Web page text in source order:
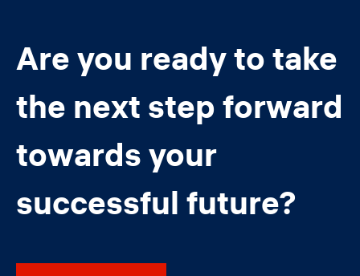
Are you ready to take
the next step forward
towards your
successful future?